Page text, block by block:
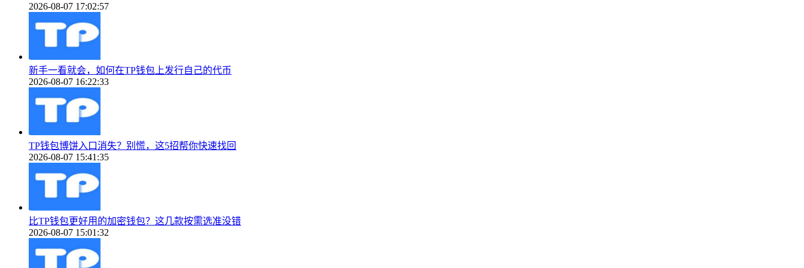
2026-08-07 17:02:57
新手一看就会，如何在TP钱包上发行自己的代币
2026-08-07 16:22:33
TP钱包博饼入口消失？别慌，这5招帮你快速找回
2026-08-07 15:41:35
比TP钱包更好用的加密钱包？这几款按需选准没错
2026-08-07 15:01:32